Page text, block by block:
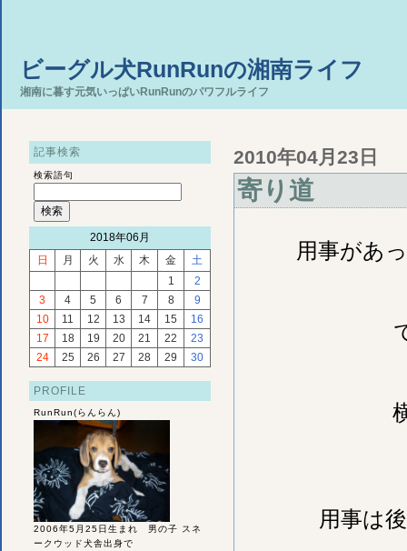
ビーグル犬RunRunの湘南ライフ
湘南に暮す元気いっぱいRunRunのパワフルライフ
記事検索
検索語句
2018年06月
日
月 火 水 木 金
土
1
2
3
4 5 6 7 8
9
10
11 12 13 14 15
16
17
18 19 20 21 22
23
24
25 26 27 28 29 30
PROFILE
RunRun(らんらん)
2006年5月25日生まれ 男の子 スネ
ークウッド犬舎出身で
2010年04月23日
寄り道
用事があ
用事は